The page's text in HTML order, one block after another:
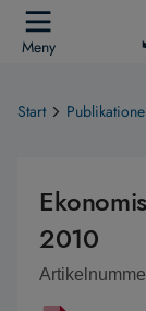
Meny
Start
2010